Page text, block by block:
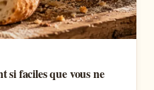
si faciles que vous ne